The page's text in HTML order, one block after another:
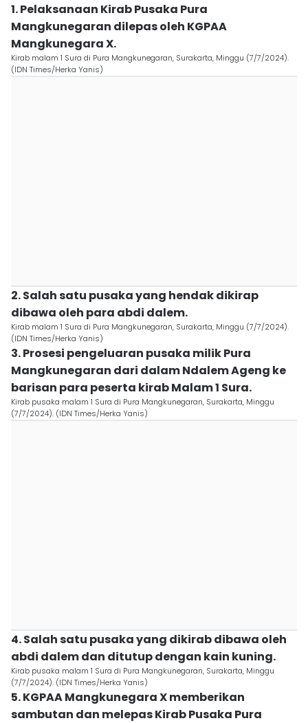
1. Pelaksanaan Kirab Pusaka Pura
Mangkunegaran dilepas oleh KGPAA
Mangkunegara X.
Kirab malam 1 Sura di Pura Mangkunegaran, Surakarta, Minggu (7/7/2024).
(IDN Times/Herka Yanis)
2. Salah satu pusaka yang hendak dikirap
dibawa oleh para abdi dalem.
Kirab malam 1 Sura di Pura Mangkunegaran, Surakarta, Minggu (7/7/2024).
(IDN Times/Herka Yanis)
3. Prosesi pengeluaran pusaka milik Pura
Mangkunegaran dari dalam Ndalem Ageng ke
barisan para peserta kirab Malam 1 Sura.
Kirab pusaka malam 1 Sura di Pura Mangkunegaran, Surakarta, Minggu
(7/7/2024). (IDN Times/Herka Yanis)
4. Salah satu pusaka yang dikirab dibawa oleh
abdi dalem dan ditutup dengan kain kuning.
Kirab pusaka malam 1 Sura di Pura Mangkunegaran, Surakarta, Minggu
(7/7/2024). (IDN Times/Herka Yanis)
5. KGPAA Mangkunegara X memberikan
sambutan dan melepas Kirab Pusaka Pura